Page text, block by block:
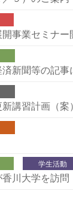
事業セミナー
新聞等の記事
講習計画（案
学生活動
川大学を訪問